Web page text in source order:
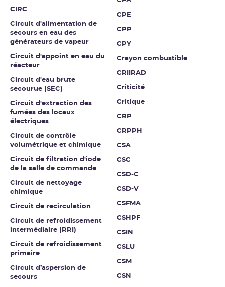
CIRC
Circuit d'alimentation de
secours en eau des
générateurs de vapeur
Circuit d'appoint en eau du
réacteur
Circuit d'eau brute
secourue (SEC)
Circuit d'extraction des
fumées des locaux
électriques
Circuit de contrôle
volumétrique et chimique
Circuit de filtration d'iode
de la salle de commande
Circuit de nettoyage
chimique
Circuit de recirculation
Circuit de refroidissement
intermédiaire (RRI)
Circuit de refroidissement
primaire
Circuit d’aspersion de
secours
CPE
CPP
CPY
Crayon combustible
CRIIRAD
Criticité
Critique
CRP
CRPPH
CSA
CSC
CSD-C
CSD-V
CSFMA
CSHPF
CSIN
CSLU
CSM
CSN